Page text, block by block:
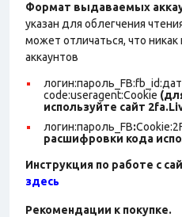
Формат выдаваемых
указан для облегчения
может отличаться, что никак
аккаунтов
code:useragent:Cookie
используйте сайт
логин:пароль_FB:
расшифровки кода
Инструкция по работе с
здесь
Рекомендации к покупке.